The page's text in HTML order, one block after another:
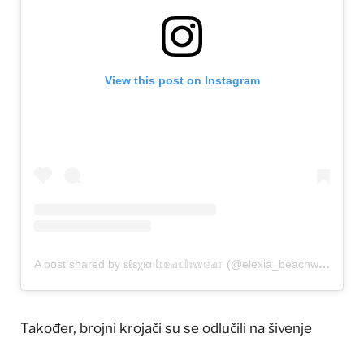
View this post on Instagram
A post shared by ɛℓɛχια 𝕓𝕖𝕒𝕔𝕙𝕨𝕖𝕒𝕣 (@elexia_beachwear)
Također, brojni krojači su se odlučili na šivenje